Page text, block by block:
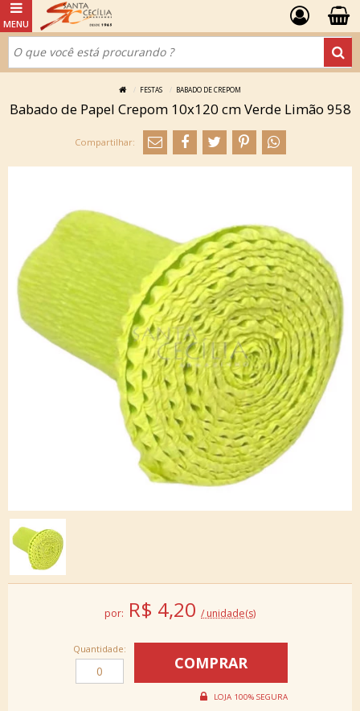
FESTAS BABADO DE CREPOM
Babado de Papel Crepom 10x120 cm Verde Limão 958
por: R$ 4,20 / unidade(s)
Quantidade: